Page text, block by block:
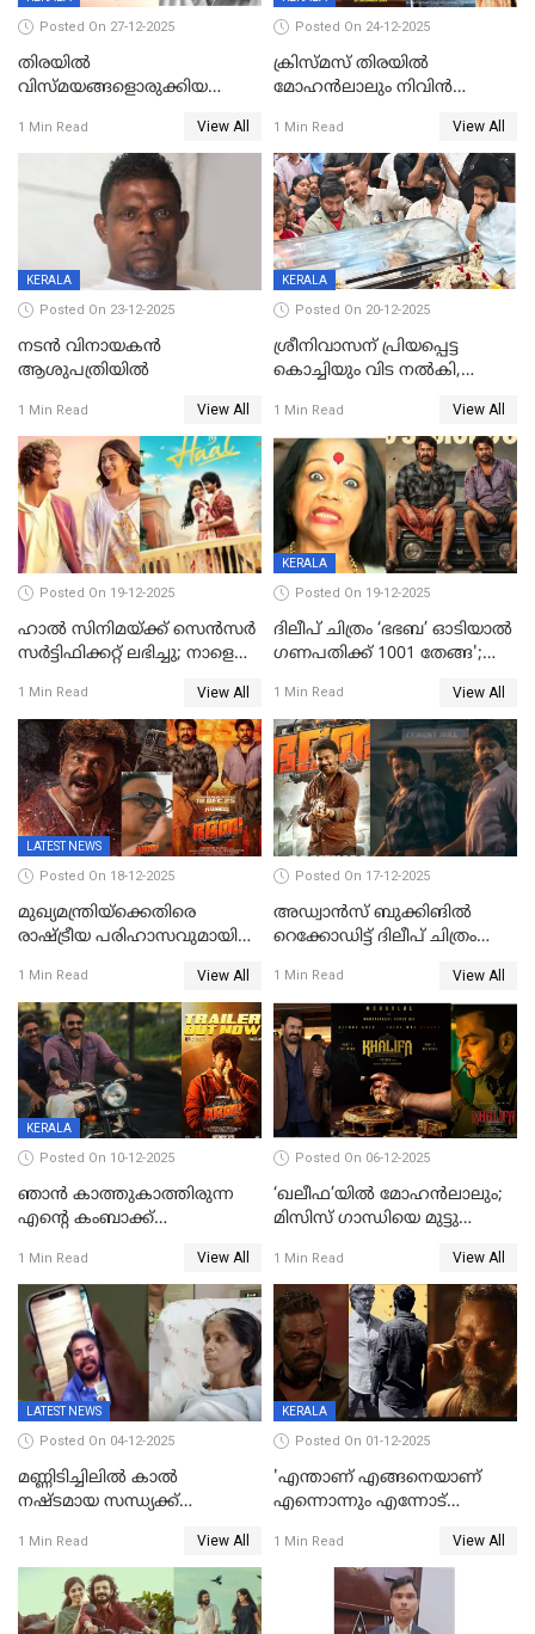
Posted On 27-12-2025
തിരയിൽ
വിസ്മയങ്ങളൊരുക്കിയ
ശേഖര്‍ അന്തരിച്ചു
1 Min Read View All
Posted On 24-12-2025
ക്രിസ്മസ് തിരയിൽ
മോഹൻലാലും നിവിൻ
ഷെയ്‌നും; 200 കോടി
മുടക്കിയെത്തുന്ന
വൃഷഭയുൾപ്പെടെ കാണാം
1 Min Read View All
KERALA
Posted On 23-12-2025
നടൻ വിനായകൻ
ആശുപത്രിയിൽ
1 Min Read View All
KERALA
Posted On 20-12-2025
ശ്രീനിവാസന് പ്രിയപ്പെട്ട
കൊച്ചിയും വിട നൽകി,
സംസ്കാരം നാളെ
1 Min Read View All
Posted On 19-12-2025
ഹാല്‍ സിനിമയ്ക്ക് സെന്‍സര്‍
സര്‍ട്ടിഫിക്കറ്റ് ലഭിച്ചു; നാളെ
1 Min Read View All
KERALA
Posted On 19-12-2025
ദിലീപ് ചിത്രം ‘ഭഭബ’ ഓടിയാൽ
ഗണപതിക്ക് 1001 തേങ്ങ';
1 Min Read View All
LATEST NEWS
Posted On 18-12-2025
മുഖ്യമന്ത്രിയ്ക്കെതിരെ
രാഷ്ട്രീയ പരിഹാസവുമായി
1 Min Read View All
Posted On 17-12-2025
അഡ്വാൻസ് ബുക്കിങിൽ
റെക്കോഡിട്ട് ദിലീപ് ചിത്രം
റെക്കോർഡ് വിൽപ്പന;
മണിക്കൂറില്‍ വിറ്റത്
1000ത്തിന് മുകളിൽ ടിക്കറ്റ്
1 Min Read View All
KERALA
Posted On 10-12-2025
ഞാന്‍ കാത്തുകാത്തിരുന്ന
എന്റെ കംബാക്ക്
പുറത്ത്
1 Min Read View All
Posted On 06-12-2025
‘ഖലീഫ’യിൽ മോഹൻലാലും;
മിസിസ് ഗാന്ധിയെ മുട്ടു
അഹമ്മദ് അലിയായെത്തും
1 Min Read View All
LATEST NEWS
Posted On 04-12-2025
മണ്ണിടിച്ചിലിൽ കാല്‍
നഷ്ടമായ സന്ധ്യക്ക്
വീഡിയോകോൾ;
കൃത്രിമക്കാല്‍ നല്‍കാമെന്ന്
താരം, വീട്
നിര്‍മിക്കുന്നതിനുള്ള
1 Min Read View All
KERALA
Posted On 01-12-2025
'എന്താണ് എങ്ങനെയാണ്
എന്നൊന്നും എന്നോട്
താനുമുണ്ടെന്ന് വിനായകൻ
1 Min Read View All